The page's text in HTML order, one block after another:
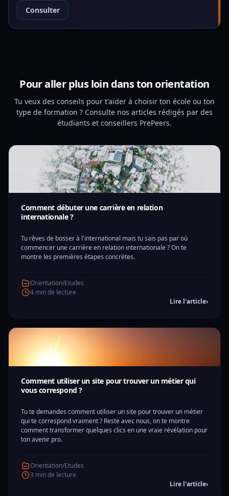
Consulter
Pour aller plus loin dans ton orientation
Tu veux des conseils pour t'aider à choisir ton école ou ton
type de formation ? Consulte nos articles rédigés par des
étudiants et conseillers PrePeers.
Comment débuter une carrière en relation
internationale ?
Tu rêves de bosser à l'international mais tu sais pas par où
commencer une carrière en relation internationale ? On te
montre les premières étapes concrètes.
Orientation/Etudes
4 min de lecture
Lire l'article›
Comment utiliser un site pour trouver un métier qui
vous correspond ?
Tu te demandes comment utiliser un site pour trouver un métier
qui te correspond vraiment ? Reste avec nous, on te montre
comment transformer quelques clics en une vraie révélation pour
ton avenir pro.
Orientation/Etudes
3 min de lecture
Lire l'article›